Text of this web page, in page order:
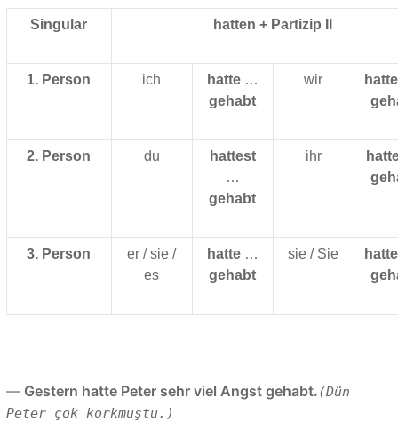
Singular hatten + Partizip II
1. Person ich hatte …
gehabt
wir
2. Person du
hattest
…
gehabt
ihr
3. Person
er / sie /
es
hatte …
gehabt
sie / Sie
—Gestern hatte Peter sehr viel Angst gehabt.(Dün
Peter çok korkmuştu.)